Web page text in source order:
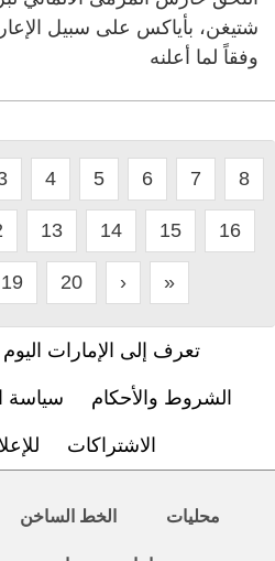
وفقاً لما أعلنه
4 5 6 7 8
13 14 15 16
19 20 › »
تعرف إلى الإمارات اليوم
الشروط والأحكام سياسة
الاشتراكات
محليات الخط الساخن